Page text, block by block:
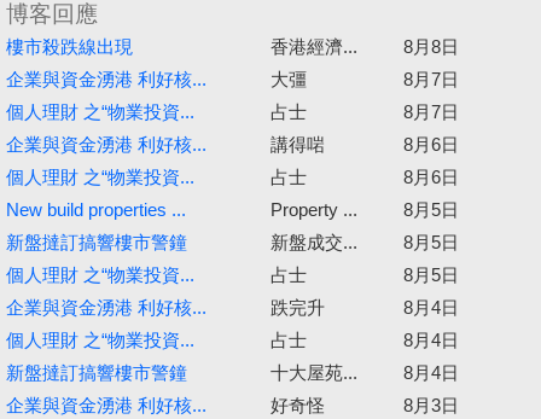
博客回應
樓市殺跌線出現 香港經濟...
8月8日
企業與資金湧港 利好核...
大彊
8月7日
個人理財 之“物業投資...
占士
8月7日
企業與資金湧港 利好核...
講得啱
8月6日
個人理財 之“物業投資...
占士
8月6日
New build properties ...
Property ...
8月5日
新盤撻訂搞響樓市警鐘
新盤成交...
8月5日
個人理財 之“物業投資...
占士
8月5日
企業與資金湧港 利好核...
跌完升
8月4日
個人理財 之“物業投資...
占士
8月4日
新盤撻訂搞響樓市警鐘
十大屋苑...
8月4日
企業與資金湧港 利好核...
好奇怪
8月3日